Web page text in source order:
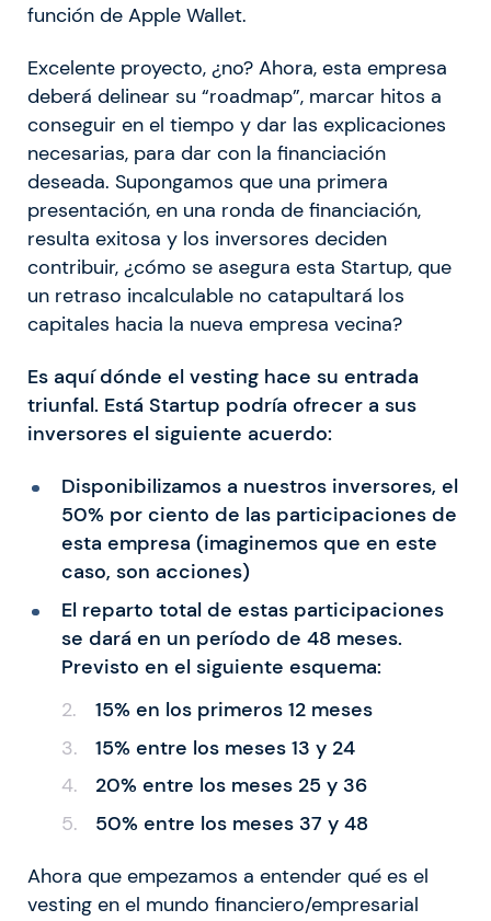
función de Apple Wallet.
Excelente proyecto, ¿no? Ahora, esta empresa
deberá delinear su “roadmap”, marcar hitos a
conseguir en el tiempo y dar las explicaciones
necesarias, para dar con la financiación
deseada. Supongamos que una primera
presentación, en una ronda de financiación,
resulta exitosa y los inversores deciden
contribuir, ¿cómo se asegura esta Startup, que
un retraso incalculable no catapultará los
capitales hacia la nueva empresa vecina?
Es aquí dónde el vesting hace su entrada
triunfal. Está Startup podría ofrecer a sus
inversores el siguiente acuerdo:
Disponibilizamos a nuestros inversores, el
50% por ciento de las participaciones de
esta empresa (imaginemos que en este
caso, son acciones)
El reparto total de estas participaciones
se dará en un período de 48 meses.
Previsto en el siguiente esquema:
15% en los primeros 12 meses
15% entre los meses 13 y 24
20% entre los meses 25 y 36
50% entre los meses 37 y 48
Ahora que empezamos a entender qué es el
vesting en el mundo financiero/empresarial